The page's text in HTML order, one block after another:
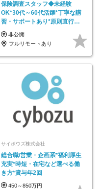
保険調査スタッフ◆未経験
OK*30代～60代活躍*丁寧な講
習・サポートあり*原則直行直
帰／全国募集・業務委託
非公開
フルリモートあり
サイボウズ株式会社
総合職/営業・企画系*福利厚生
充実*時短・在宅など選べる働
き方*賞与年2回
450～850万円